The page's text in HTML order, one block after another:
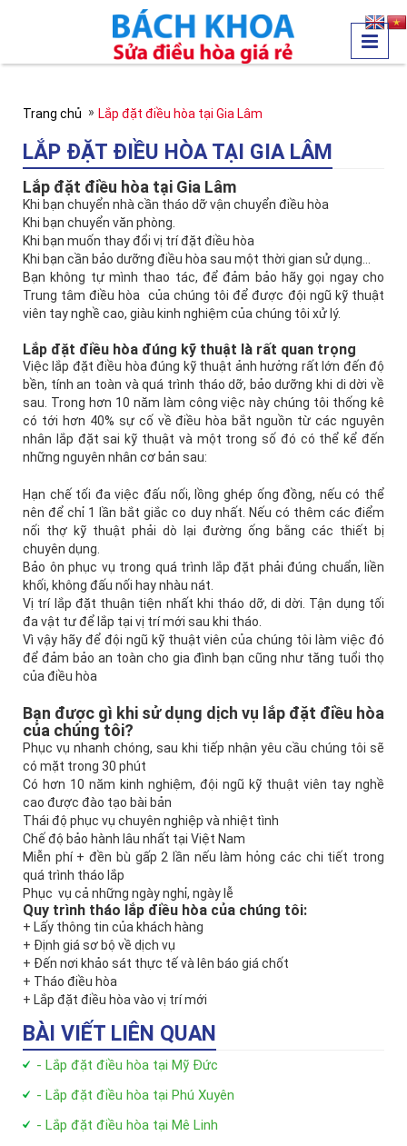
Trang chủ » Lắp đặt điều hòa tại Gia Lâm
LẮP ĐẶT ĐIỀU HÒA TẠI GIA LÂM
Lắp đặt điều hòa tại Gia Lâm
Khi bạn chuyển nhà cần tháo dỡ vận chuyển điều hòa
Khi bạn chuyển văn phòng.
Khi bạn muốn thay đổi vị trí đặt điều hòa
Khi bạn cần bảo dưỡng điều hòa sau một thời gian sử dụng…
Bạn không tự mình thao tác, để đảm bảo hãy gọi ngay cho
Trung tâm điều hòa của chúng tôi để được đội ngũ kỹ thuật
viên tay nghề cao, giàu kinh nghiệm của chúng tôi xử lý.
Lắp đặt điều hòa đúng kỹ thuật là rất quan trọng
Việc lắp đặt điều hòa đúng kỹ thuật ảnh hưởng rất lớn đến độ
bền, tính an toàn và quá trình tháo dỡ, bảo dưỡng khi di dời về
sau. Trong hơn 10 năm làm công việc này chúng tôi thống kê
có tới hơn 40% sự cố về điều hòa bắt nguồn từ các nguyên
nhân lắp đặt sai kỹ thuật và một trong số đó có thể kể đến
những nguyên nhân cơ bản sau:
Hạn chế tối đa việc đấu nối, lồng ghép ống đồng, nếu có thể
nên để chỉ 1 lần bắt giắc co duy nhất. Nếu có thêm các điểm
nối thợ kỹ thuật phải dò lại đường ống bằng các thiết bị
chuyên dụng.
Bảo ôn phục vụ trong quá trình lắp đặt phải đúng chuẩn, liền
khối, không đấu nối hay nhàu nát.
Vị trí lắp đặt thuận tiện nhất khi tháo dỡ, di dời. Tận dụng tối
đa vật tư để lắp tại vị trí mới sau khi tháo.
Vì vậy hãy để đội ngũ kỹ thuật viên của chúng tôi làm việc đó
để đảm bảo an toàn cho gia đình bạn cũng như tăng tuổi thọ
của điều hòa
Bạn được gì khi sử dụng dịch vụ lắp đặt điều hòa
của chúng tôi?
Phục vụ nhanh chóng, sau khi tiếp nhận yêu cầu chúng tôi sẽ
có mặt trong 30 phút
Có hơn 10 năm kinh nghiệm, đội ngũ kỹ thuật viên tay nghề
cao được đào tạo bài bản
Thái độ phục vụ chuyên nghiệp và nhiệt tình
Chế độ bảo hành lâu nhất tại Việt Nam
Miễn phí + đền bù gấp 2 lần nếu làm hỏng các chi tiết trong
quá trình tháo lắp
Phục vụ cả những ngày nghỉ, ngày lễ
Quy trình tháo lắp điều hòa của chúng tôi:
+ Lấy thông tin của khách hàng
+ Định giá sơ bộ về dịch vụ
+ Đến nơi khảo sát thực tế và lên báo giá chốt
+ Tháo điều hòa
+ Lắp đặt điều hòa vào vị trí mới
BÀI VIẾT LIÊN QUAN
- Lắp đặt điều hòa tại Mỹ Đức
- Lắp đặt điều hòa tại Phú Xuyên
- Lắp đặt điều hòa tại Mê Linh